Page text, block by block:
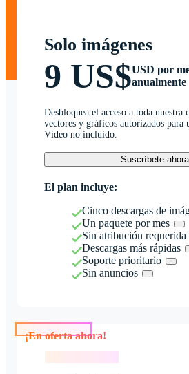
Solo imágenes
9 US$USD por
anualmente
Desbloquea el acceso a toda nuestra
vectores y gráficos autorizados para
Vídeo no incluido.
Suscríbete ahora
El plan incluye:
Cinco descargas de
Un paquete por mes
Sin atribución requerida
Descargas más rápidas
Soporte prioritario
Sin anuncios